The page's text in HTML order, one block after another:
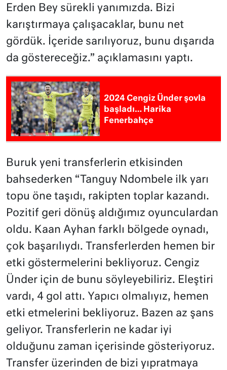
Erden Bey sürekli yanımızda. Bizi
karıştırmaya çalışacaklar, bunu net
gördük. İçeride sarılıyoruz, bunu dışarıda
da göstereceğiz.” açıklamasını yaptı.
2024 Cengiz Ünder şovla
başladı… Harika
Fenerbahçe
Buruk yeni transferlerin etkisinden
bahsederken “ Tanguy Ndombele ilk yarı
topu öne taşıdı, rakipten toplar kazandı.
Pozitif geri dönüş aldığımız oyunculardan
oldu. Kaan Ayhan farklı bölgede oynadı,
çok başarılıydı. Transferlerden hemen bir
etki göstermelerini bekliyoruz. Cengiz
Ünder için de bunu söyleyebiliriz. Eleştiri
vardı, 4 gol attı. Yapıcı olmalıyız, hemen
etki etmelerini bekliyoruz. Bazen az şans
geliyor. Transferlerin ne kadar iyi
olduğunu zaman içerisinde gösteriyoruz.
Transfer üzerinden de bizi yıpratmaya